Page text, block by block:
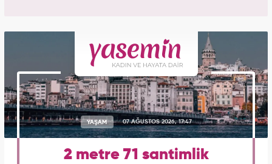
YAŞAM 07 AĞUSTOS 2026, 17:47
2 metre 71 santimlik